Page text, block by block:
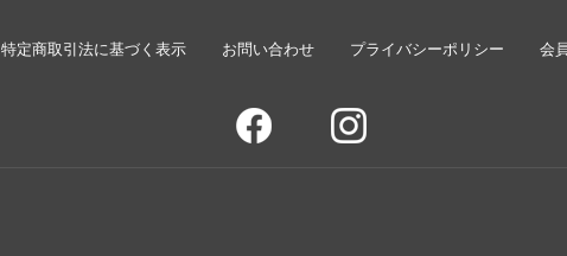
特定商取引法に基づく表示 お問い合わせ プライバシーポリシー 会